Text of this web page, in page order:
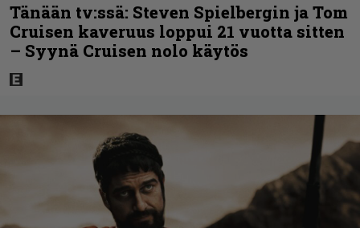
Tänään tv:ssä: Steven Spielbergin ja Tom
Cruisen kaveruus loppui 21 vuotta sitten
– Syynä Cruisen nolo käytös